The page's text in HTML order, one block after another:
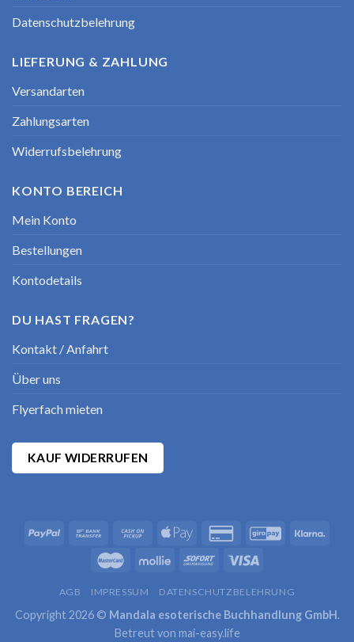
Datenschutzbelehrung
LIEFERUNG & ZAHLUNG
Versandarten
Zahlungsarten
Widerrufsbelehrung
KONTO BEREICH
Mein Konto
Bestellungen
Kontodetails
DU HAST FRAGEN?
Kontakt / Anfahrt
Über uns
Flyerfach mieten
KAUF WIDERRUFEN
AGB IMPRESSUM DATENSCHUTZBELEHRUNG
Copyright 2026 © Mandala esoterische Buchhandlung GmbH.
Betreut von mai-easy.life